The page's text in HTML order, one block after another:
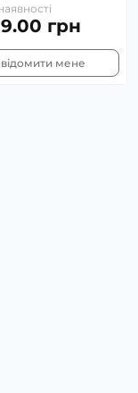
грн
мене